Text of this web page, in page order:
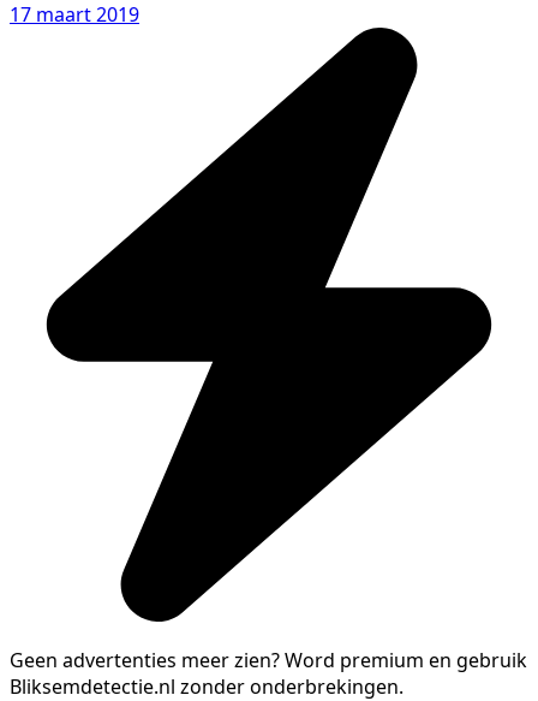
17 maart 2019
Geen advertenties meer zien?Word premium en gebruik
Bliksemdetectie.nl zonder onderbrekingen.